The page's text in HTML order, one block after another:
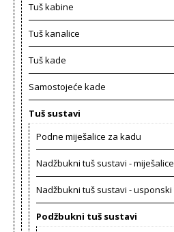
Tuš kabine
Tuš kanalice
Tuš kade
Samostojeće kade
Tuš sustavi
Podne miješalice za kadu
Nadžbukni tuš sustavi - miješalice
Nadžbukni tuš sustavi - usponski
Podžbukni tuš sustavi